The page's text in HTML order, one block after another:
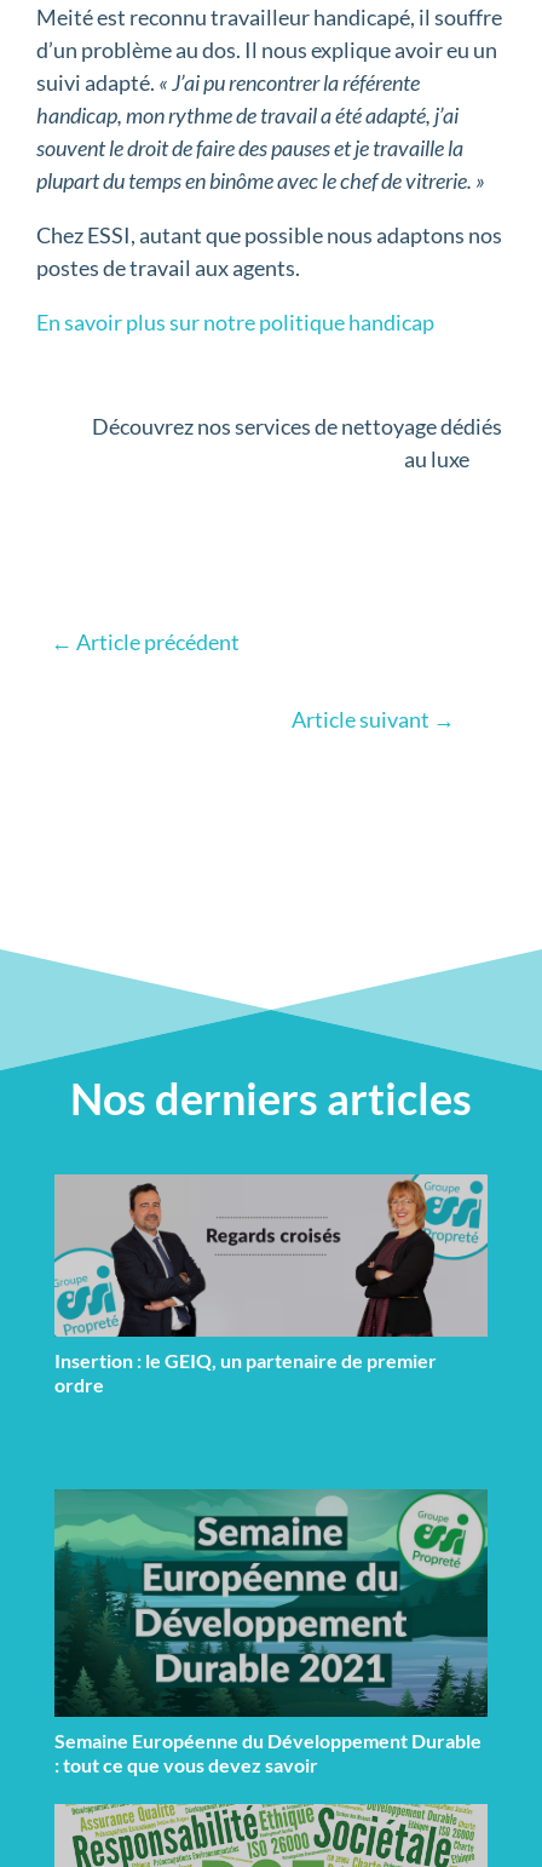
Meité est reconnu travailleur handicapé, il souffre
d’un problème au dos. Il nous explique avoir eu un
suivi adapté. « J’ai pu rencontrer la référente
handicap, mon rythme de travail a été adapté, j’ai
souvent le droit de faire des pauses et je travaille la
plupart du temps en binôme avec le chef de vitrerie. »
Chez ESSI, autant que possible nous adaptons nos
postes de travail aux agents.
En savoir plus sur notre politique handicap
Découvrez nos services de nettoyage dédiés
au luxe
← Article précédent
Article suivant →
Nos derniers articles
Insertion : le GEIQ, un partenaire de premier
ordre
Semaine Européenne du Développement Durable
: tout ce que vous devez savoir